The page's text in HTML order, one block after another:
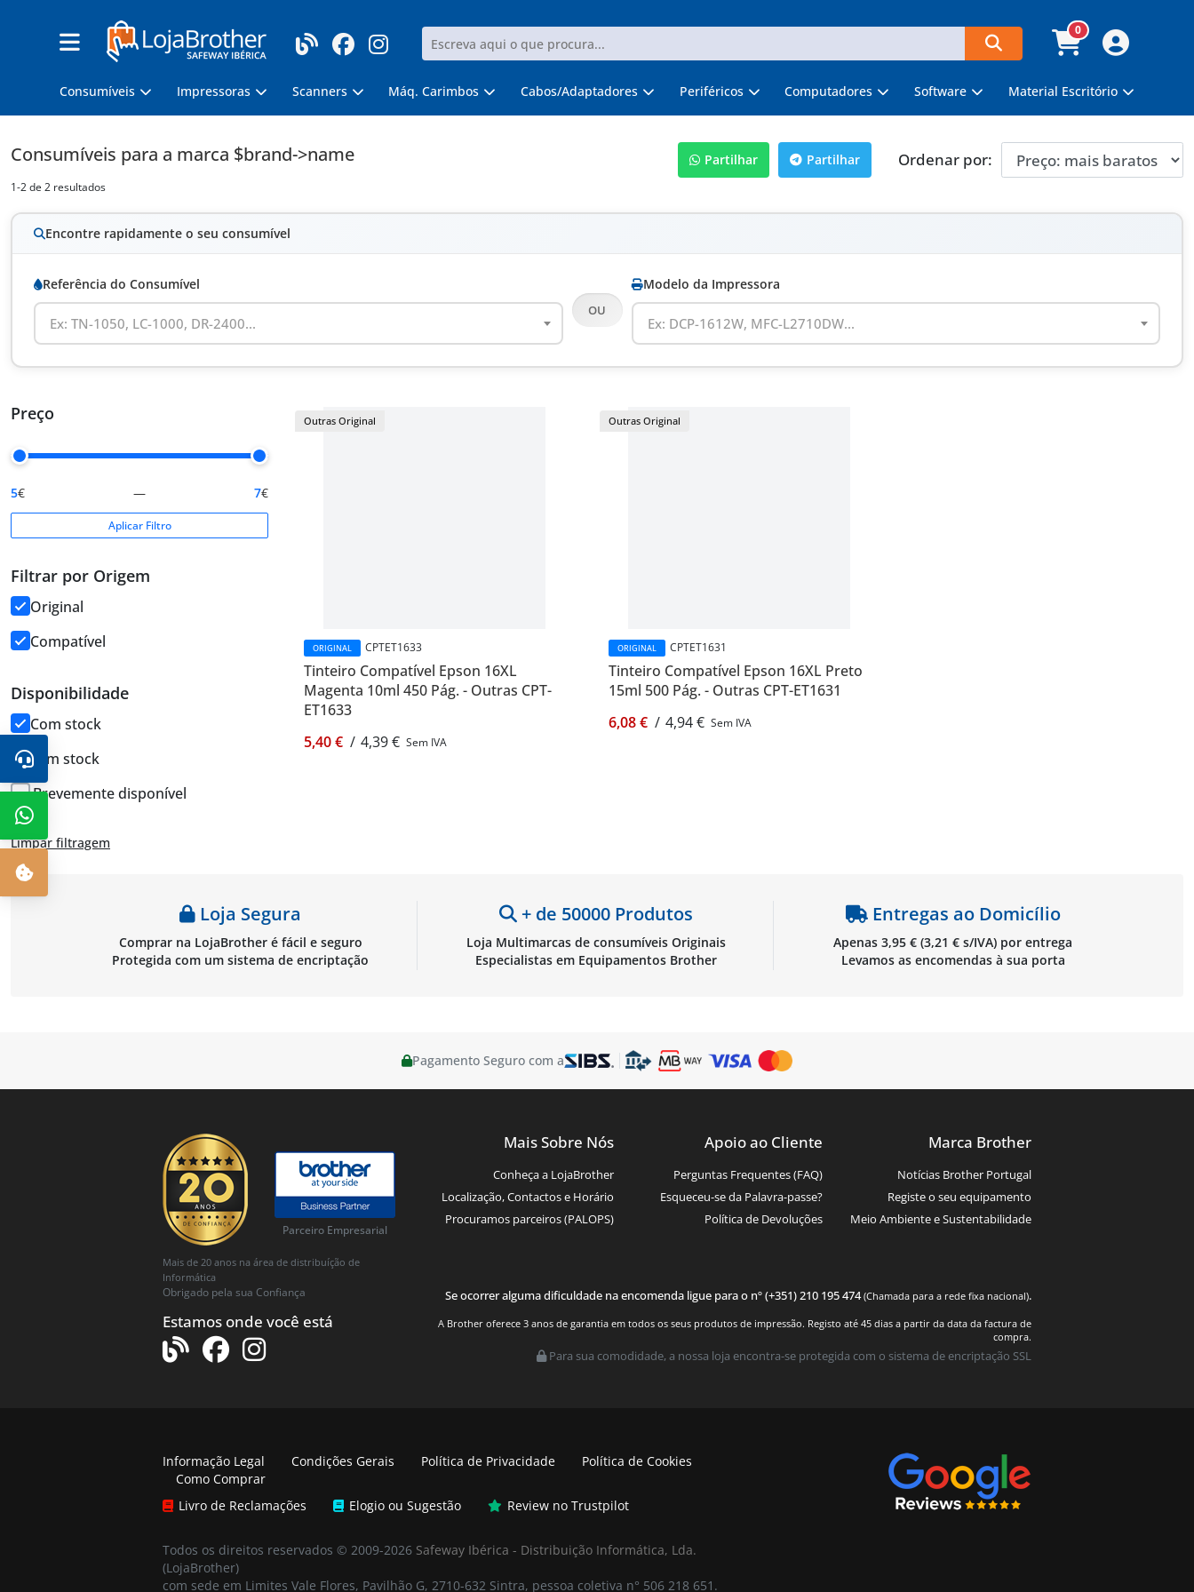
0
Consumíveis Impressoras Scanners Máq. Carimbos Cabos/Adaptadores Periféricos Computadores Software Material Escritório
Consumíveis para a marca $brand->name
1-2 de 2 resultados
Partilhar Partilhar Ordenar por:
Encontre rapidamente o seu consumível
Referência do Consumível
Ex: TN-1050, LC-1000, DR-2400...
OU
Modelo da Impressora
Ex: DCP-1612W, MFC-L2710DW...
Preço
5€ — 7€
Aplicar Filtro
Filtrar por Origem
Original
Compatível
Disponibilidade
Com stock
Sem stock
Brevemente disponível
Limpar filtragem
Outras Original
ORIGINAL CPTET1633
Tinteiro Compatível Epson 16XL
Magenta 10ml 450 Pág. - Outras CPT-
ET1633
5,40 € / 4,39 € Sem IVA
Outras Original
ORIGINAL CPTET1631
Tinteiro Compatível Epson 16XL Preto
15ml 500 Pág. - Outras CPT-ET1631
6,08 € / 4,94 € Sem IVA
Loja Segura
Comprar na LojaBrother é fácil e seguro
Protegida com um sistema de encriptação
+ de 50000 Produtos
Loja Multimarcas de consumíveis Originais
Especialistas em Equipamentos Brother
Entregas ao Domicílio
Apenas 3,95 € (3,21 € s/IVA) por entrega
Levamos as encomendas à sua porta
Pagamento Seguro com a
Parceiro Empresarial
Mais de 20 anos na área de distribuíção de
Informática
Obrigado pela sua Confiança
Estamos onde você está
Mais Sobre Nós
Conheça a LojaBrother
Localização, Contactos e Horário
Procuramos parceiros (PALOPS)
Apoio ao Cliente
Perguntas Frequentes (FAQ)
Esqueceu-se da Palavra-passe?
Política de Devoluções
Marca Brother
Notícias Brother Portugal
Registe o seu equipamento
Meio Ambiente e Sustentabilidade
Se ocorrer alguma dificuldade na encomenda ligue para o nº (+351) 210 195 474(Chamada para a rede fixa nacional).
A Brother oferece 3 anos de garantia em todos os seus produtos de impressão. Registo até 45 dias a partir da data da factura de
compra.
Para sua comodidade, a nossa loja encontra-se protegida com o sistema de encriptação SSL
Informação Legal Condições Gerais Política de Privacidade
Política de Cookies
Como Comprar
Livro de Reclamações
Elogio ou Sugestão Review no Trustpilot
Todos os direitos reservados © 2009-2026 Safeway Ibérica - Distribuição Informática, Lda.
(LojaBrother)
com sede em Limites Vale Flores, Pavilhão G, 2710-632 Sintra, pessoa coletiva n° 506 218 651.